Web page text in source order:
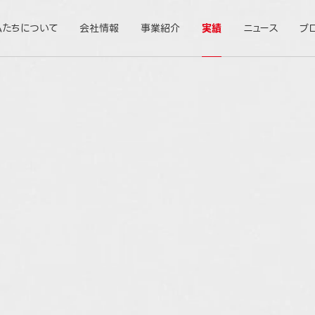
ちについて 会社情報 事業紹介 実績 ニュース ブ